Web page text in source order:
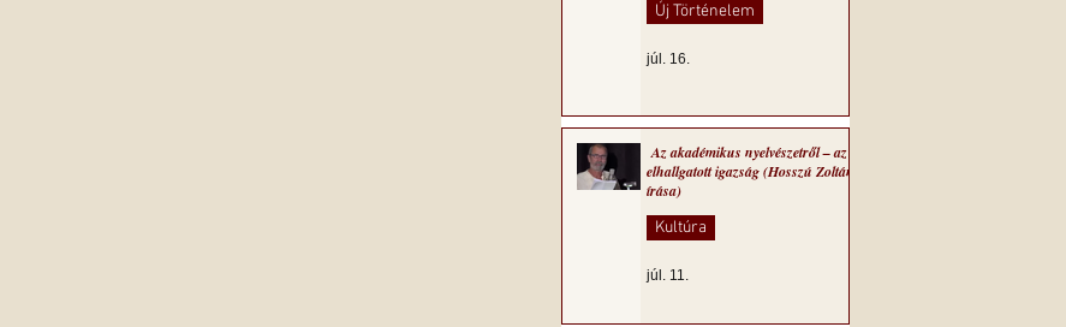
Új Történelem
júl. 16.
Az akadémikus nyelvészetről – az
elhallgatott igazság (Hosszú Zoltán
írása)
Kultúra
júl. 11.